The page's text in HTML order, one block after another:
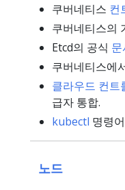
쿠버네티스 컨
쿠버네티스의
Etcd의 공식 문
쿠버네티스에
클라우드 컨트
급자 통합.
kubectl 명령
노드